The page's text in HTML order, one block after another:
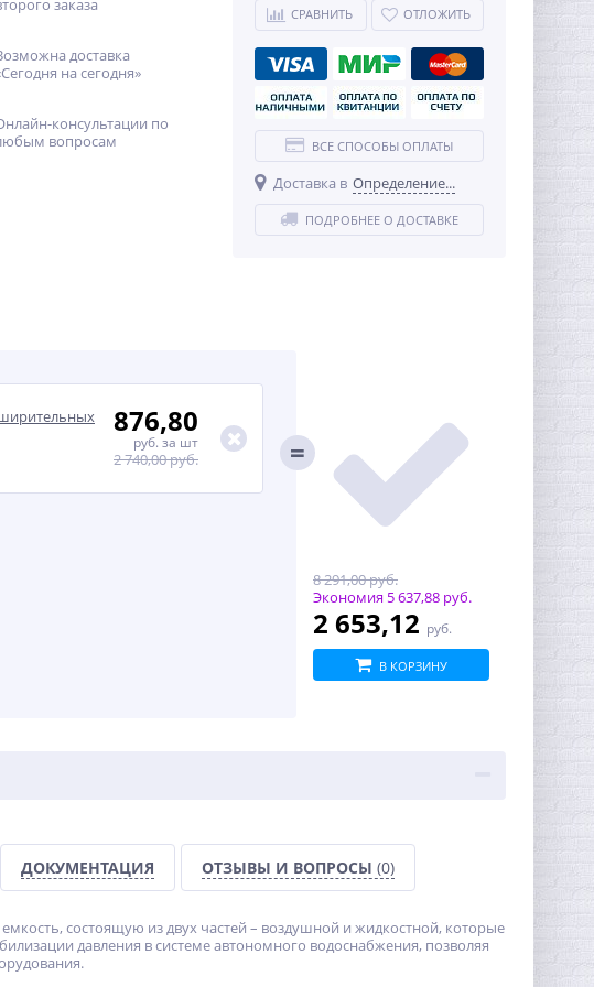
заказа
доставка
на сегодня»
консультации по
вопросам
СРАВНИТЬ ОТЛОЖИТЬ
ВСЕ СПОСОБЫ ОПЛАТЫ
Доставка в Определение...
ПОДРОБНЕЕ О ДОСТАВКЕ
876,80
руб. за шт
2 740,00 руб.
8 291,00 руб.
Экономия 5 637,88 руб.
2 653,12 руб.
В КОРЗИНУ
ДОКУМЕНТАЦИЯ ОТЗЫВЫ И ВОПРОСЫ (0)
состоящую из двух частей – воздушной и жидкостной, которые
давления в системе автономного водоснабжения, позволяя